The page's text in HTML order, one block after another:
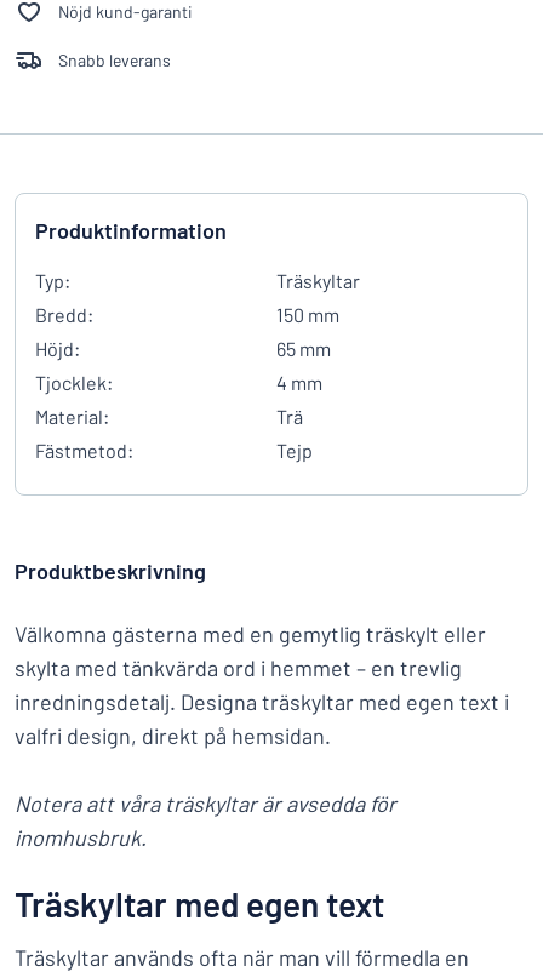
Nöjd kund-garanti
Snabb leverans
Produktinformation
Typ:
Träskyltar
Bredd:
150 mm
Höjd:
65 mm
Tjocklek:
4 mm
Material:
Trä
Fästmetod:
Tejp
Produktbeskrivning
Välkomna gästerna med en gemytlig träskylt eller
skylta med tänkvärda ord i hemmet – en trevlig
inredningsdetalj. Designa träskyltar med egen text i
valfri design, direkt på hemsidan.
Notera att våra träskyltar är avsedda för
inomhusbruk.
Träskyltar med egen text
Träskyltar används ofta när man vill förmedla en